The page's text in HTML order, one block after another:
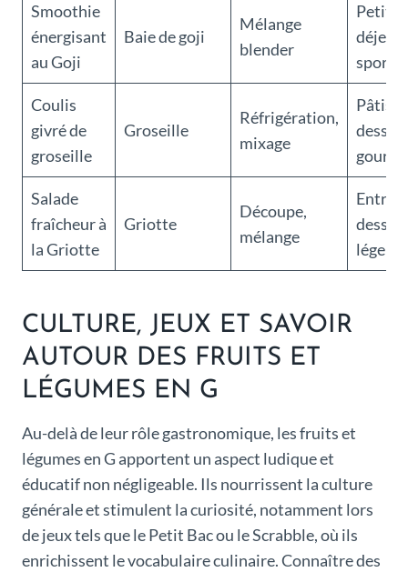
Smoothie
énergisant
au Goji
Baie de goji
Mélange
blender
Petit
sport
Coulis
givré de
groseille
Groseille
Réfrigération,
mixage
Salade
fraîcheur à
la Griotte
Griotte
Découpe,
mélange
Entrée
dessert
léger
CULTURE, JEUX ET SAVOIR
AUTOUR DES FRUITS ET
LÉGUMES EN G
Au-delà de leur rôle gastronomique, les fruits et
légumes en G apportent un aspect ludique et
éducatif non négligeable. Ils nourrissent la culture
générale et stimulent la curiosité, notamment lors
de jeux tels que le Petit Bac ou le Scrabble, où ils
enrichissent le vocabulaire culinaire. Connaître des